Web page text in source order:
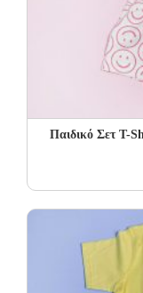
Παιδικό Σετ Τ-